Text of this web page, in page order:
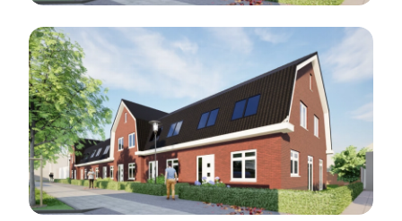
Blog 2